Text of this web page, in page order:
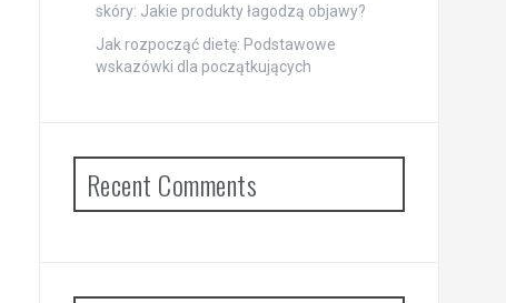
skóry: Jakie produkty łagodzą objawy?
Jak rozpocząć dietę: Podstawowe
wskazówki dla początkujących
Recent Comments